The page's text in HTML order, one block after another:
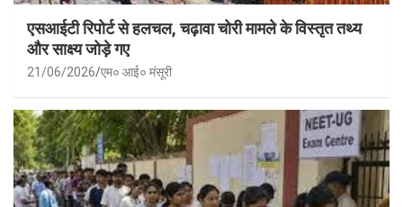
एसआईटी रिपोर्ट से हलचल, चढ़ावा चोरी मामले के विस्तृत तथ्य
और साक्ष्य जोड़े गए
21/06/2026 एम० आई० मंसूरी